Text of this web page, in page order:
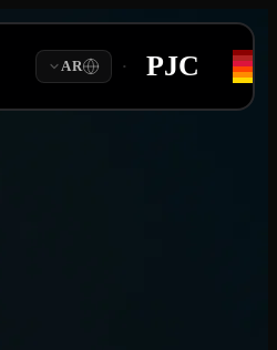
PJC
·
AR